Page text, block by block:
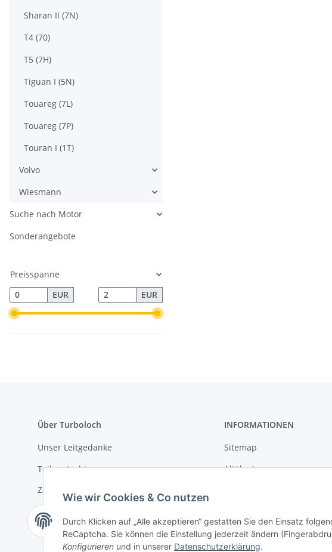
Sharan II (7N)
T4 (70)
T5 (7H)
Tiguan I (5N)
Touareg (7L)
Touareg (7P)
Touran I (1T)
Volvo
Wiesmann
Suche nach Motor
Sonderangebote
Preisspanne
EUR
EUR
Über Turboloch
Unser Leitgedanke
Teilegutachten
Zahlungsarten
Versandkosten & Lieferung
Umwelt und Entsorgung
INFORMATIONEN
Sitemap
Altölentsorgung
Widerrufsrecht
Wie wir Cookies & Co nutzen
Durch Klicken auf „Alle akzeptieren“ gestatten Sie den Einsatz
ReCaptcha. Sie können die Einstellung jederzeit ändern
Konfigurieren und in unserer Datenschutzerklärung.